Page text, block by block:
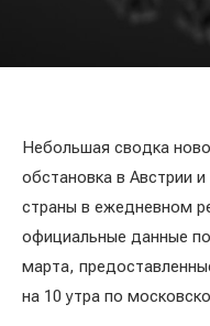
Небольшая сводка
обстановка в Австрии
страны в ежедневном
официальные данные
марта,
на 10 утра по